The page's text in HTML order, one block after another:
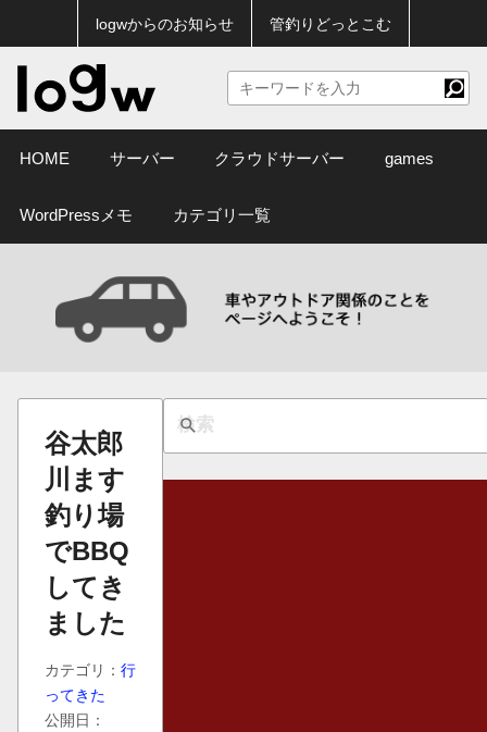
logwからのお知らせ 管釣りどっとこむ
HOME サーバー クラウドサーバー games
WordPressメモ カテゴリ一覧
谷太郎
川ます
釣り場
でBBQ
してき
ました
カテゴリ： 行
ってきた
公開日：